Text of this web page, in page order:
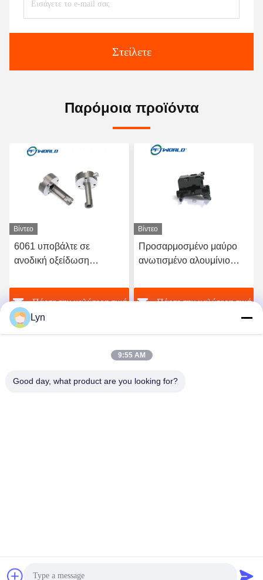
Στείλετε
Παρόμοια προϊόντα
Βίντεο
6061 υποβάλτε σε
ανοδική οξείδωση
τυπωμένη υπηρεσία
μερών αργιλίου
επιφάνειας
επεξεργασμένη στη
Πάρτε την καλύτερη τιμή
Βίντεο
Προσαρμοσμένο μαύρο
ανωτισμένο αλουμίνιο
Πάρτε την καλύτερη τιμή
Shenzhen Perfect Precision Product Co., Ltd.
Shenzhen Perfect Precision Product Co., Ltd. . Διατηρούνται
Lyn
9:55 AM
Good day, what product are you looking for?